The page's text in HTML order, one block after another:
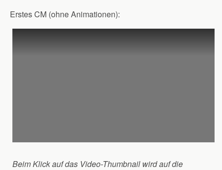
Erstes CM (ohne Animationen):
Beim Klick auf das Video-Thumbnail wird auf die